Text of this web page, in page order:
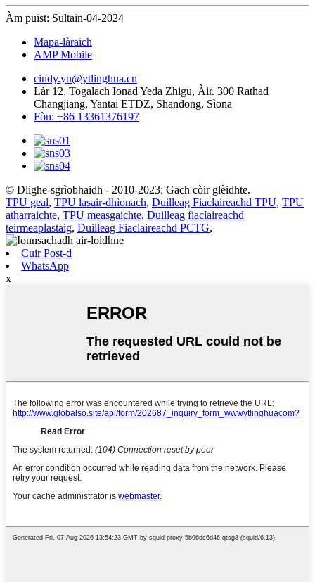
Àm puist: Sultain-04-2024
Mapa-làraich
AMP Mobile
cindy.yu@ytlinghua.cn
Làr 12, Togalach Ionad Yeda Zhigu, Àir. 300 Rathad
Changjiang, Yantai ETDZ, Shandong, Sìona
Fòn: +86 13361376197
© Dlighe-sgrìobhaidh - 2010-2023: Gach còir glèidhte.
TPU geal, TPU lasair-dhìonach, Duilleag Fiaclaireachd TPU, TPU
atharraichte, TPU measgaichte, Duilleag fiaclaireachd
teirmeaplastaig, Duilleag Fiaclaireachd PCTG,
Cuir Post-d
WhatsApp
x